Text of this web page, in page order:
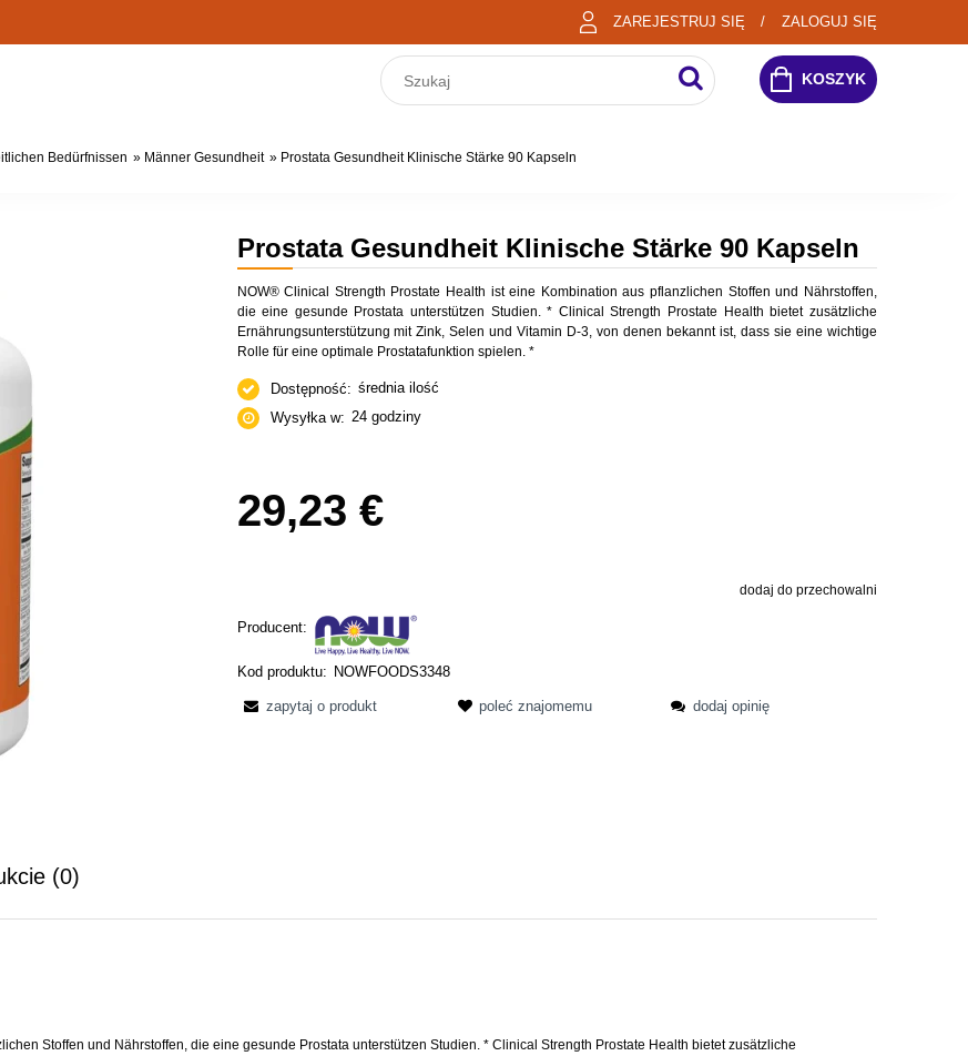
ZAREJESTRUJ SIĘ ZALOGUJ SIĘ
KOSZYK
Bedürfnissen » Männer Gesundheit » Prostata Gesundheit Klinische Stärke 90 Kapseln
Prostata Gesundheit Klinische Stärke 90 Kapseln
NOW® Clinical Strength Prostate Health ist eine Kombination aus pflanzlichen Stoffen und Nährstoffen,
die eine gesunde Prostata unterstützen Studien. * Clinical Strength Prostate Health bietet zusätzliche
Ernährungsunterstützung mit Zink, Selen und Vitamin D-3, von denen bekannt ist, dass sie eine wichtige
Rolle für eine optimale Prostatafunktion spielen. *
Dostępność: średnia ilość
Wysyłka w: 24 godziny
29,23 €
dodaj do przechowalni
Producent:
Kod produktu: NOWFOODS3348
zapytaj o produkt poleć znajomemu dodaj opinię
(0)
Stoffen und Nährstoffen, die eine gesunde Prostata unterstützen Studien. * Clinical Strength Prostate Health bietet zusätzliche